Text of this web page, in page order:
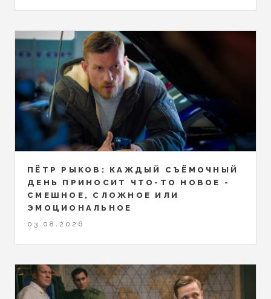
ПЁТР РЫКОВ: КАЖДЫЙ СЪЁМОЧНЫЙ
ДЕНЬ ПРИНОСИТ ЧТО-ТО НОВОЕ -
СМЕШНОЕ, СЛОЖНОЕ ИЛИ
ЭМОЦИОНАЛЬНОЕ
03.08.2026